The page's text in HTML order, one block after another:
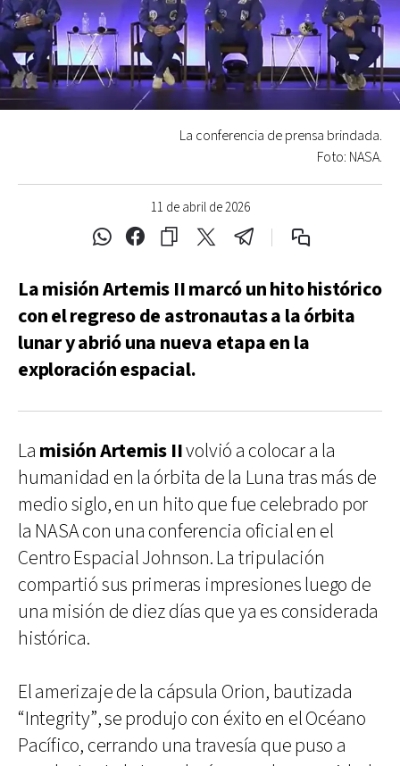
11 de abril de 2026
La conferencia de prensa brindada.
Foto: NASA.
La misión Artemis II marcó un hito histórico
con el regreso de astronautas a la órbita
lunar y abrió una nueva etapa en la
exploración espacial.
La misión Artemis IIvolvió a colocar a la
humanidad en la órbita de la Luna tras más de
medio siglo, en un hito que fue celebrado por
la NASA con una conferencia oficial en el
Centro Espacial Johnson. La tripulación
compartió sus primeras impresiones luego de
una misión de diez días que ya es considerada
histórica.
El amerizaje de la cápsula Orion, bautizada
“Integrity”, se produjo con éxito en el Océano
Pacífico, cerrando una travesía que puso a